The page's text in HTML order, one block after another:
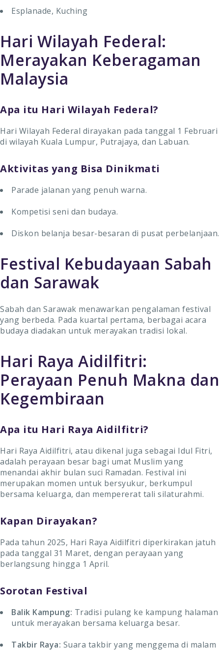
Esplanade, Kuching
Hari Wilayah Federal:
Merayakan Keberagaman
Malaysia
Apa itu Hari Wilayah Federal?
Hari Wilayah Federal dirayakan pada tanggal 1 Februari
di wilayah Kuala Lumpur, Putrajaya, dan Labuan.
Aktivitas yang Bisa Dinikmati
Parade jalanan yang penuh warna.
Kompetisi seni dan budaya.
Diskon belanja besar-besaran di pusat perbelanjaan.
Festival Kebudayaan Sabah
dan Sarawak
Sabah dan Sarawak menawarkan pengalaman festival
yang berbeda. Pada kuartal pertama, berbagai acara
budaya diadakan untuk merayakan tradisi lokal.
Hari Raya Aidilfitri:
Perayaan Penuh Makna dan
Kegembiraan
Apa itu Hari Raya Aidilfitri?
Hari Raya Aidilfitri, atau dikenal juga sebagai Idul Fitri,
adalah perayaan besar bagi umat Muslim yang
menandai akhir bulan suci Ramadan. Festival ini
merupakan momen untuk bersyukur, berkumpul
bersama keluarga, dan mempererat tali silaturahmi.
Kapan Dirayakan?
Pada tahun 2025, Hari Raya Aidilfitri diperkirakan jatuh
pada tanggal 31 Maret, dengan perayaan yang
berlangsung hingga 1 April.
Sorotan Festival
Balik Kampung: Tradisi pulang ke kampung halaman
untuk merayakan bersama keluarga besar.
Takbir Raya: Suara takbir yang menggema di malam